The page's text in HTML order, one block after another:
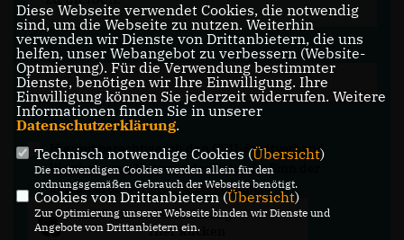
Hiermit berechtige ich den CDU-Stadtverband
Wertheim zur Nutzung der Daten im Sinn der
aufrufbarenDatenschutzerklärung.*
Anti-Roboter-Verifizierung
Hier klicken
Diese Webseite verwendet Cookies, die notwendig
sind, um die Webseite zu nutzen. Weiterhin
verwenden wir Dienste von Drittanbietern, die uns
helfen, unser Webangebot zu verbessern (Website-
Optmierung). Für die Verwendung bestimmter
Dienste, benötigen wir Ihre Einwilligung. Ihre
Einwilligung können Sie jederzeit widerrufen. Weitere
Informationen finden Sie in unserer
Datenschutzerklärung.
Technisch notwendige Cookies (Übersicht)
Die notwendigen Cookies werden allein für den
ordnungsgemäßen Gebrauch der Webseite benötigt.
Cookies von Drittanbietern (Übersicht)
Zur Optimierung unserer Webseite binden wir Dienste und
Angebote von Drittanbietern ein.